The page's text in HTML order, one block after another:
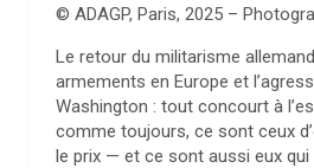
© ADAGP, Paris, 2025 –
Le retour du militarisme
armements en Europe et
Washington : tout concourt à
comme toujours, ce sont ceux
le prix — et ce sont aussi eux qui